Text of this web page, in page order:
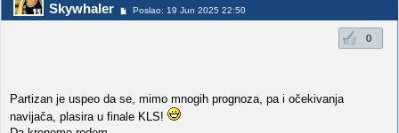
Skywhaler Poslao: 19 Jun 2025 22:50
0
Partizan je uspeo da se, mimo mnogih prognoza, pa i očekivanja
navijača, plasira u finale KLS!